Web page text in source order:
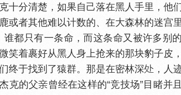
十分清楚，如果自己落在黑人手里，他
或者其他难以计数的、在大森林的迷宫
都只有一条命，而这条命又被许多别
笑着裹好从黑人身上抢来的那块豹子皮
终于找到了猿群。那是在密林深
，人
克的父
曾经在这样的“竞技场”目睹并